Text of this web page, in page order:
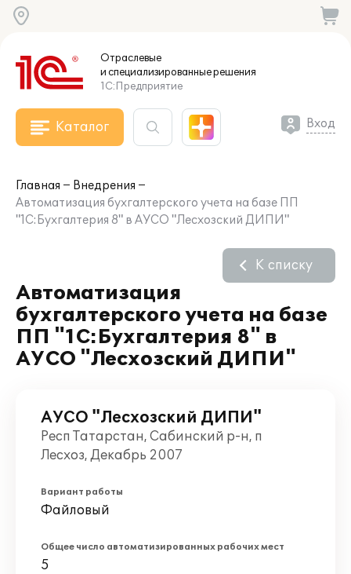
Отраслевые
и специализированныерешения
1С:Предприятие
Каталог Вход
Главная
Внедрения
Автоматизация бухгалтерского учета на базе ПП
"1С:Бухгалтерия 8" в АУСО "Лесхозский ДИПИ"
Автоматизация
бухгалтерского учета на базе
ПП "1С:Бухгалтерия 8" в
АУСО "Лесхозский ДИПИ"
К списку
АУСО "Лесхозский ДИПИ"
Респ Татарстан, Сабинский р-н, п
Лесхоз, Декабрь 2007
Вариант работы
Файловый
Общее число автоматизированных рабочих мест
5